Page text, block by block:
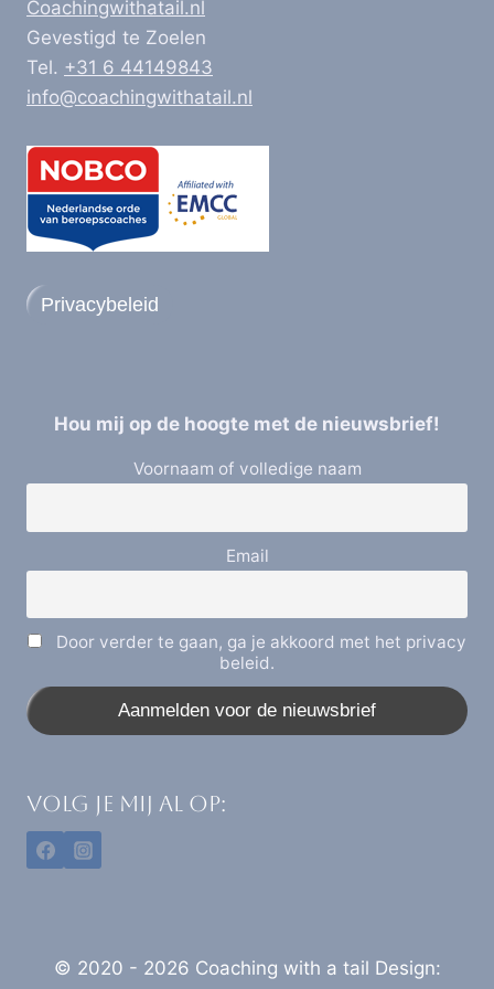
Coachingwithatail.nl
Gevestigd te Zoelen
Tel. +31 6 44149843
info@coachingwithatail.nl
Privacybeleid
Hou mij op de hoogte met de nieuwsbrief!
Voornaam of volledige naam
Email
Door verder te gaan, ga je akkoord met het privacy
beleid.
VOLG JE MIJ AL OP:
© 2020 - 2026 Coaching with a tail Design: